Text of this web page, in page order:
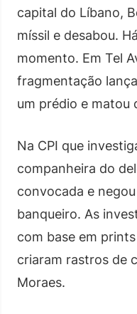
capital do Líbano,
míssil e desabou.
momento. Em Tel
fragmentação
um prédio e matou
Na CPI que
companheira do
convocada e
banqueiro. As
com base em
criaram rastros de
Moraes.